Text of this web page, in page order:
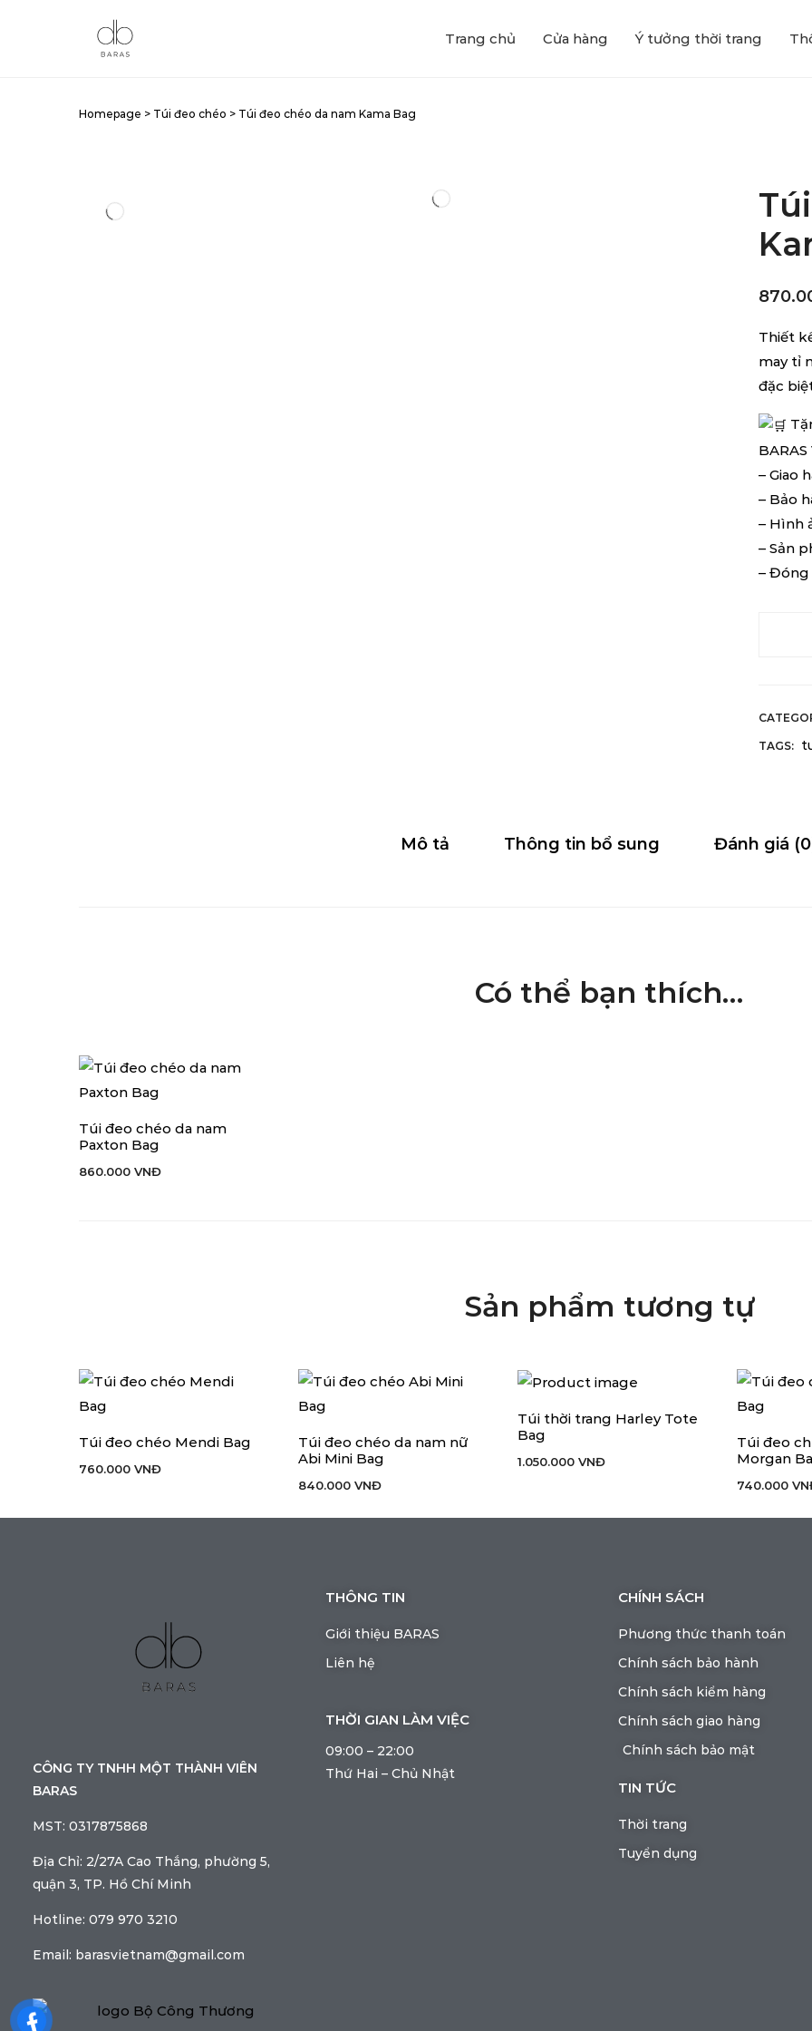
Trang chủ Cửa hàng Ý tưởng thời trang
Homepage > Túi đeo chéo > Túi đeo chéo da nam Kama Bag
Thiết
may tỉ
đặc
– Giao
– Bảo
– Hình
– Sản
– Đóng
TAGS:
Mô tả Thông tin bổ sung Đánh giá
Có thể bạn thích…
THÊM VÀO GIỎ HÀNG
Túi đeo chéo da nam
Paxton Bag
860.000 VNĐ
Sản phẩm tương tự
THÊM VÀO GIỎ HÀNG
Túi đeo chéo Mendi Bag
760.000 VNĐ
LỰA CHỌN CÁC TÙY CHỌN
Túi đeo chéo da nam nữ
Abi Mini Bag
840.000 VNĐ
THÊM VÀO GIỎ HÀNG
Túi thời trang Harley Tote
Bag
1.050.000 VNĐ
THÊM VÀO
Túi đeo
Morgan
740.000
CÔNG TY TNHH MỘT THÀNH VIÊN
BARAS
MST: 0317875868
Địa Chỉ: 2/27A Cao Thắng, phường 5,
quận 3, TP. Hồ Chí Minh
Hotline: 079 970 3210
Email: barasvietnam@gmail.com
THÔNG TIN
Giới thiệu BARAS
Liên hệ
THỜI GIAN LÀM VIỆC
09:00 – 22:00
Thứ Hai – Chủ Nhật
CHÍNH SÁCH
Phương thức thanh toán
Chính sách bảo hành
Chính sách kiểm hàng
Chính sách giao hàng
Chính sách bảo mật
TIN TỨC
Thời trang
Tuyển dụng